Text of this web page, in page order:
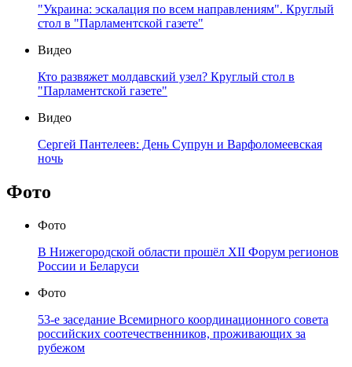
"Украина: эскалация по всем направлениям". Круглый
стол в "Парламентской газете"
Видео
Кто развяжет молдавский узел? Круглый стол в
"Парламентской газете"
Видео
Сергей Пантелеев: День Супрун и Варфоломеевская
ночь
Фото
Фото
В Нижегородской области прошёл XII Форум регионов
России и Беларуси
Фото
53-е заседание Всемирного координационного совета
российских соотечественников, проживающих за
рубежом